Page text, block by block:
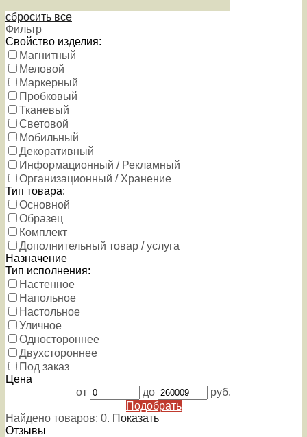
сбросить все
Фильтр
Свойство изделия:
Магнитный
Меловой
Маркерный
Пробковый
Тканевый
Световой
Мобильный
Декоративный
Информационный / Рекламный
Организационный / Хранение
Тип товара:
Основной
Образец
Комплект
Дополнительный товар / услуга
Назначение
Тип исполнения:
Настенное
Напольное
Настольное
Уличное
Одностороннее
Двухстороннее
Под заказ
Цена
от
до
руб.
Подобрать
Найдено товаров: 0. Показать
Отзывы